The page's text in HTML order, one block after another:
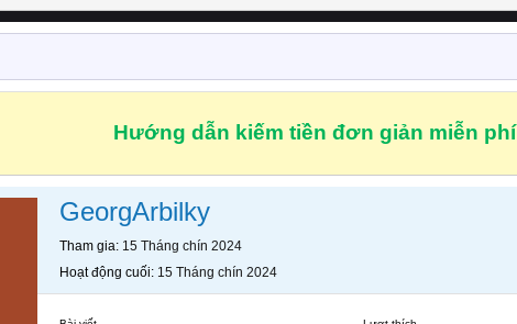
Hướng dẫn kiếm tiền đơn giản miễn phí
GeorgArbilky
Tham gia 15 Tháng chín 2024
Hoạt động cuối 15 Tháng chín 2024